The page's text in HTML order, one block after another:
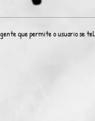
que permite o usuario se